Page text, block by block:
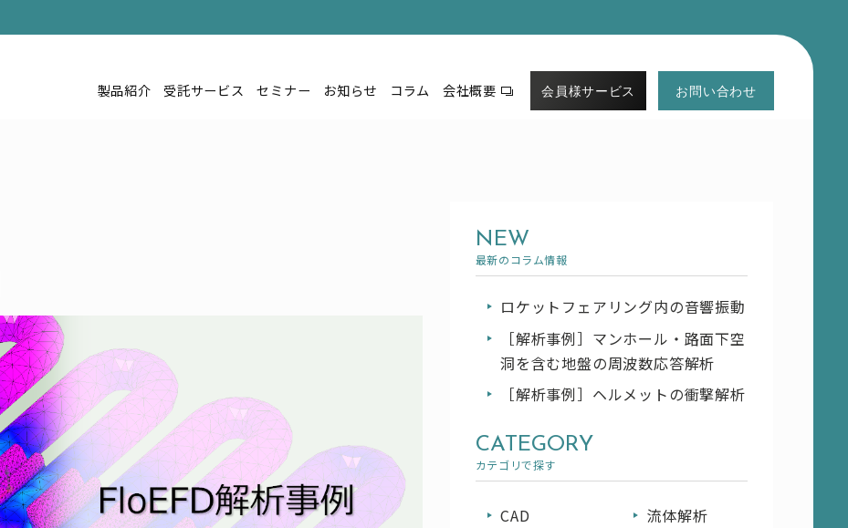
製品紹介 受託サービス セミナー お知らせ コラム 会社概要 会員様サービス お問い合わせ
NEW
最新のコラム情報
ロケットフェアリング内の音響振動
［解析事例］マンホール・路面下空
洞を含む地盤の周波数応答解析
［解析事例］ヘルメットの衝撃解析
CATEGORY
カテゴリで探す
CAD
流体解析